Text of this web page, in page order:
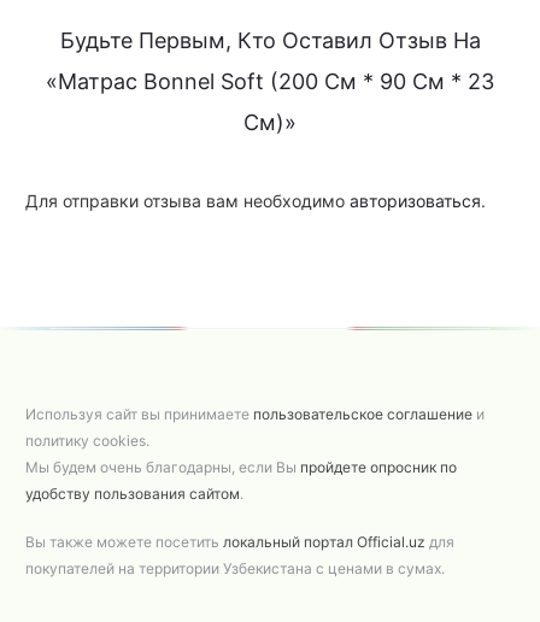
Будьте Первым, Кто Оставил Отзыв На
«Матрас Bonnel Soft (200 См * 90 См * 23
См)»
Для отправки отзыва вам необходимо авторизоваться.
Используя сайт вы принимаете пользовательское соглашение и
политику cookies.
Мы будем очень благодарны, если Вы пройдете опросник по
удобству пользования сайтом.
Вы также можете посетить локальный портал Official.uz для
покупателей на территории Узбекистана с ценами в сумах.